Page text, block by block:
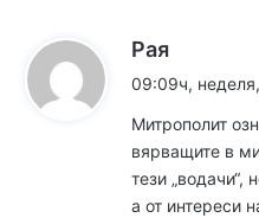
Рая
а
а
:
09:09ч,
Митрополит
вярващите в
тези „водачи“,
а от интереси